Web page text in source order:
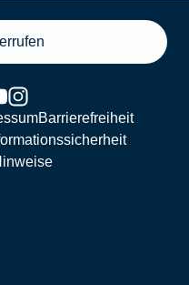
Barrierefreiheit